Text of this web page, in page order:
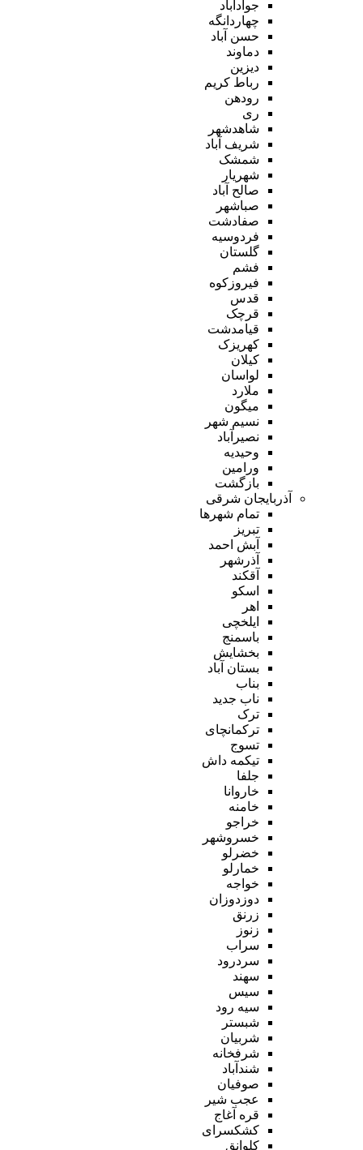
جوادآباد
چهاردانگه
حسن آباد
دماوند
دیزین
رباط کریم
رودهن
ری
شاهدشهر
شریف آباد
شمشک
شهریار
صالح آباد
صباشهر
صفادشت
فردوسیه
گلستان
فشم
فیروزکوه
قدس
قرچک
قیامدشت
کهریزک
کیلان
لواسان
ملارد
میگون
نسیم شهر
نصیرآباد
وحیدیه
ورامین
بازگشت
آذربایجان شرقی
تمام شهر‌ها
تبریز
آبش احمد
آذرشهر
آقکند
اسکو
اهر
ایلخچی
باسمنج
بخشایش
بستان آباد
بناب
ناب جدید
ترک
ترکمانچای
تسوج
تیکمه داش
جلفا
خاروانا
خامنه
خراجو
خسروشهر
خضرلو
خمارلو
خواجه
دوزدوزان
زرنق
زنوز
سراب
سردرود
سهند
سیس
سیه رود
شبستر
شربیان
شرفخانه
شندآباد
صوفیان
عجب شیر
قره آغاج
کشکسرای
کلوانق